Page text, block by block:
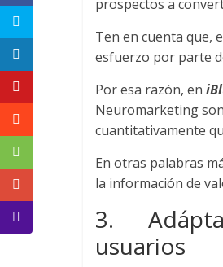
iBlue
Marketing
de
Publicidad,
Mercadeo
Medios
de
Agencia
Blue
prospectos a
Ten en cuenta que,
esfuerzo por parte
Por esa razón, en
Neuromarketing
cuantitativamente
En otras palabras
la información de
3.
usuarios